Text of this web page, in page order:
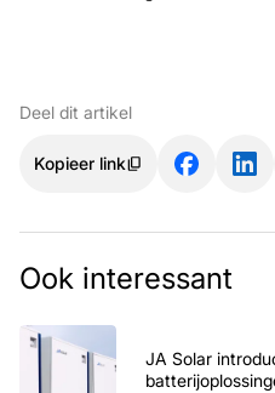
Deel dit artikel
Kopieer link
Ook interessant
JA Solar